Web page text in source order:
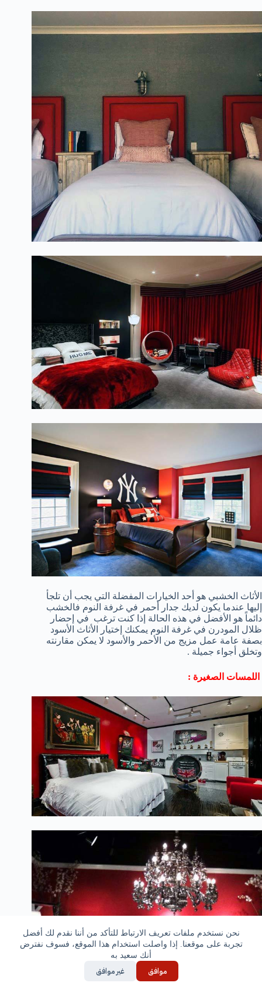
نحن نستخدم ملفات تعريف الارتباط للتأكد من أننا نقدم لك أفضل
تجربة على موقعنا. إذا واصلت استخدام هذا الموقع، فسوف نفترض
أنك سعيد به
موافق غير موافق
الأثاث الخشبي هو أحد الخيارات المفضلة التي يجب أن تلجأ
إليها عندما يكون لديك جدار أحمر في غرفة النوم فالخشب
دائماً هو الأفضل في هذه الحالة إذا كنت ترغب في إحضار
ظلال المودرن في غرفة النوم يمكنك إختيار الأثاث الأسود
بصفة عامة عمل مزيج من الأحمر والأسود لا يمكن مقارنته
وتخلق أجواء جميلة .
اللمسات الصغيرة :